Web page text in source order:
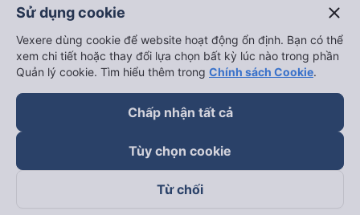
Sử dụng cookie close
Vexere dùng cookie để website hoạt động ổn định. Bạn có thể
xem chi tiết hoặc thay đổi lựa chọn bất kỳ lúc nào trong phần
Quản lý cookie. Tìm hiểu thêm trong Chính sách Cookie.
Chấp nhận tất cả
Tùy chọn cookie
Từ chối